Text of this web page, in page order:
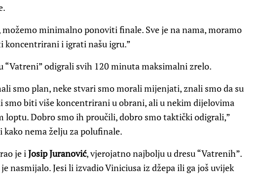
možemo minimalno ponoviti finale. Sve je na nama, moramo
i igrati našu igru.”
“Vatreni” odigrali svih 120 minuta maksimalni zrelo.
smo plan, neke stvari smo morali mijenjati, znali smo da su
smo biti više koncentrirani u obrani, ali u nekim dijelovima
loptu. Dobro smo ih proučili, dobro smo taktički odigrali,”
kako nema želju za polufinale.
je iJosip Juranović, vjerojatno najbolju u dresu “Vatrenih”.
nasmijalo. Jesi li izvadio Viniciusa iz džepa ili ga još uvijek